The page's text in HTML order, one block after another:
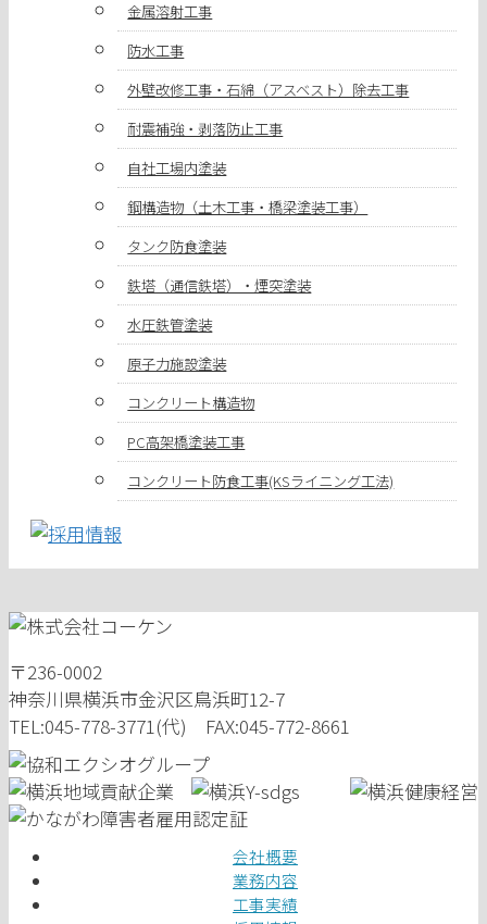
金属溶射工事
防水工事
外壁改修工事・石綿（アスベスト）除去工事
耐震補強・剥落防止工事
自社工場内塗装
鋼構造物（土木工事・橋梁塗装工事）
タンク防食塗装
鉄塔（通信鉄塔）・煙突塗装
水圧鉄管塗装
原子力施設塗装
コンクリート構造物
PC高架橋塗装工事
コンクリート防食工事(KSライニング工法)
〒236-0002
神奈川県横浜市金沢区鳥浜町12-7
TEL:045-778-3771(代) FAX:045-772-8661
会社概要
業務内容
工事実績